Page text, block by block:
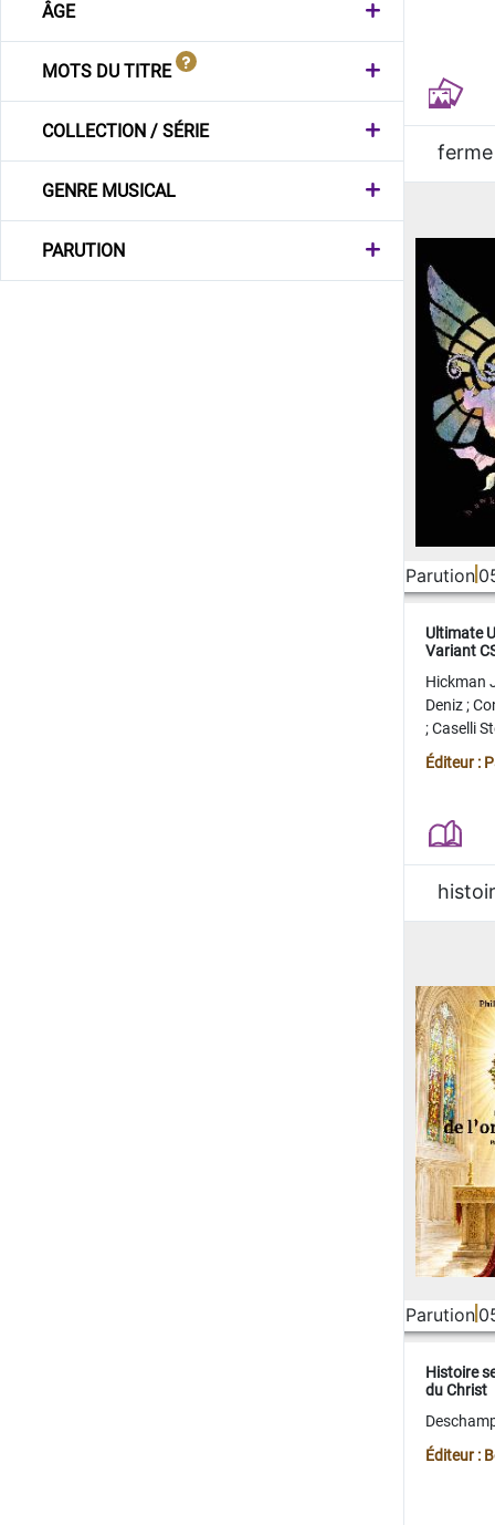
ÂGE
MOTS DU TITRE
COLLECTION / SÉRIE
GENRE MUSICAL
PARUTION
ferme
Parution
Ultimate
Variant
Hickman
Deniz;
;Caselli
Juan
Éditeur :
Parution
Histoire
du Christ
Éditeur :